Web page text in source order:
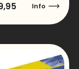
Info